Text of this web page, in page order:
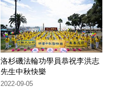
洛杉磯法輪功學員恭祝李洪志
先生中秋快樂
2022-09-05